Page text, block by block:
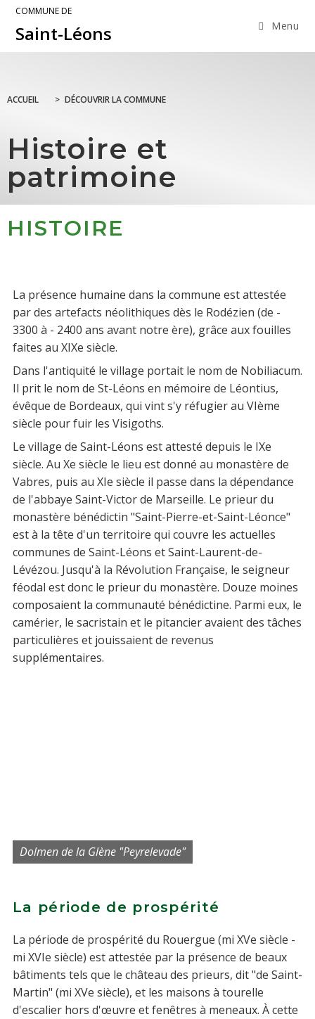
COMMUNE DE
Saint-Léons Menu
ACCUEIL > DÉCOUVRIR LA COMMUNE
Histoire et
patrimoine
HISTOIRE
La présence humaine dans la commune est attestée
par des artefacts néolithiques dès le Rodézien (de -
3300 à - 2400 ans avant notre ère), grâce aux fouilles
faites au XIXe siècle.
Dans l'antiquité le village portait le nom de Nobiliacum.
Il prit le nom de St-Léons en mémoire de Léontius,
évêque de Bordeaux, qui vint s'y réfugier au VIème
siècle pour fuir les Visigoths.
Le village de Saint-Léons est attesté depuis le IXe
siècle. Au Xe siècle le lieu est donné au monastère de
Vabres, puis au XIe siècle il passe dans la dépendance
de l'abbaye Saint-Victor de Marseille. Le prieur du
monastère bénédictin "Saint-Pierre-et-Saint-Léonce"
est à la tête d'un territoire qui couvre les actuelles
communes de Saint-Léons et Saint-Laurent-de-
Lévézou. Jusqu'à la Révolution Française, le seigneur
féodal est donc le prieur du monastère. Douze moines
composaient la communauté bénédictine. Parmi eux, le
camérier, le sacristain et le pitancier avaient des tâches
particulières et jouissaient de revenus
supplémentaires.
Dolmen de la Glène "Peyrelevade"
La période de prospérité
La période de prospérité du Rouergue (mi XVe siècle -
mi XVIe siècle) est attestée par la présence de beaux
bâtiments tels que le château des prieurs, dit "de Saint-
Martin" (mi XVe siècle), et les maisons à tourelle
d'escalier hors d'œuvre et fenêtres à meneaux. À cette